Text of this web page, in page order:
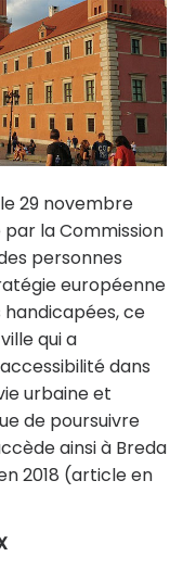
29 novembre
par la Commission
personnes
européenne
ce
qui a
dans
urbaine et
de poursuivre
ainsi à Breda
2018 (article en